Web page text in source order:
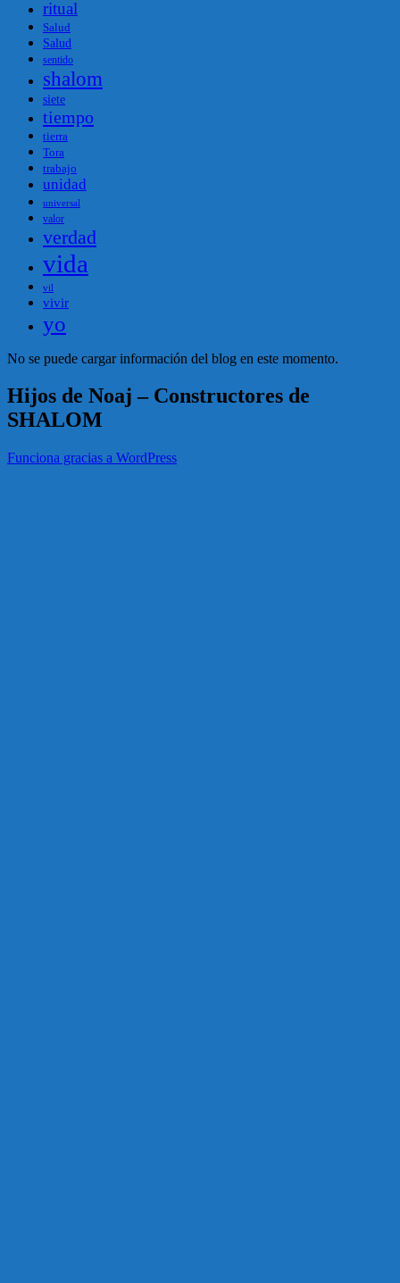
ritual
Salud
Salud
sentido
shalom
siete
tiempo
tierra
Tora
trabajo
unidad
universal
valor
verdad
vida
vil
vivir
yo
No se puede cargar información del blog en este momento.
Hijos de Noaj – Constructores de
SHALOM
Funciona gracias a WordPress